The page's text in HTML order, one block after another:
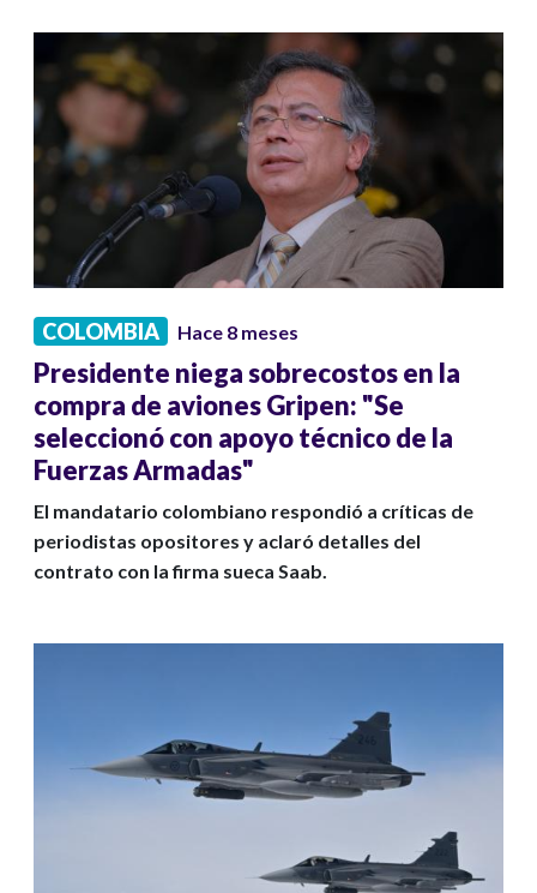
COLOMBIA Hace 8 meses
Presidente niega sobrecostos en la
compra de aviones Gripen: "Se
seleccionó con apoyo técnico de la
Fuerzas Armadas"
El mandatario colombiano respondió a críticas de
periodistas opositores y aclaró detalles del
contrato con la firma sueca Saab.